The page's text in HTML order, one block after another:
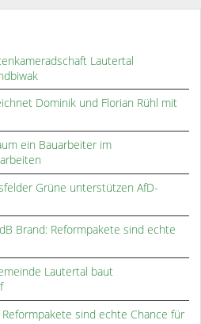
Lautertal
Dominik und Florian Rühl mit
ein Bauarbeiter im
Grüne unterstützen AfD-
Brand: Reformpakete sind echte
Lautertal baut
Reformpakete sind echte Chance für